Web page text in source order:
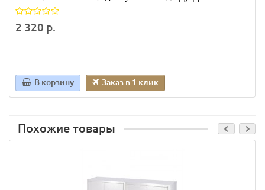
2 320 р.
В корзину Заказ в 1 клик
Похожие товары